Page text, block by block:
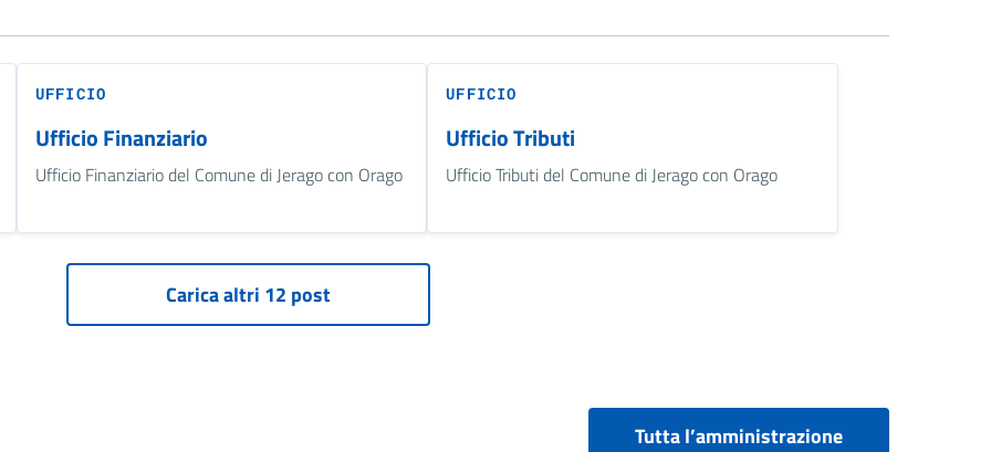
UFFICIO
Ufficio Finanziario
Ufficio Finanziario del Comune di Jerago con Orago
UFFICIO
Ufficio Tributi
Ufficio Tributi del Comune di Jerago con Orago
Tutta l’amministrazione